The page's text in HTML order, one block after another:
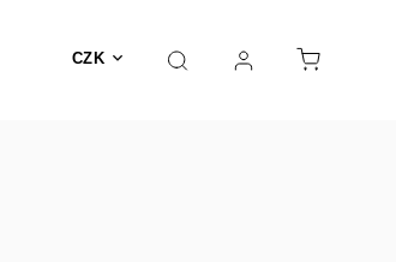
CZK
NEHOŘLAVÉ Výprodej MECHY